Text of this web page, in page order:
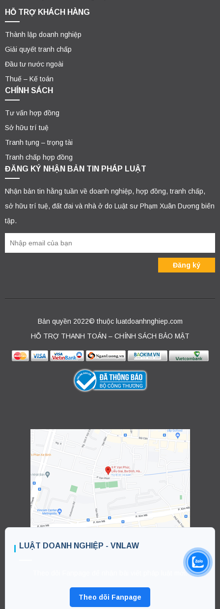
HỖ TRỢ KHÁCH HÀNG
Thành lập doanh nghiệp
Giải quyết tranh chấp
Đầu tư nước ngoài
Thuế – Kế toán
CHÍNH SÁCH
Tư vấn hợp đồng
Sở hữu trí tuệ
Tranh tụng – trọng tài
Tranh chấp hợp đồng
ĐĂNG KÝ NHẬN BẢN TIN PHÁP LUẬT
Nhận bản tin hằng tuần về doanh nghiệp, hợp đồng, tranh chấp,
sở hữu trí tuệ, đất đai và nhà ở do Luật sư Phạm Xuân Dương biên
tập.
Bản quyền 2022© thuộc luatdoanhnghiep.com
HỖ TRỢ THANH TOÁN – CHÍNH SÁCH BẢO MẬT
LUẬT DOANH NGHIỆP - VNLAW
Theo dõi Fanpage để nhận bài viết pháp luật mới.
Theo dõi Fanpage